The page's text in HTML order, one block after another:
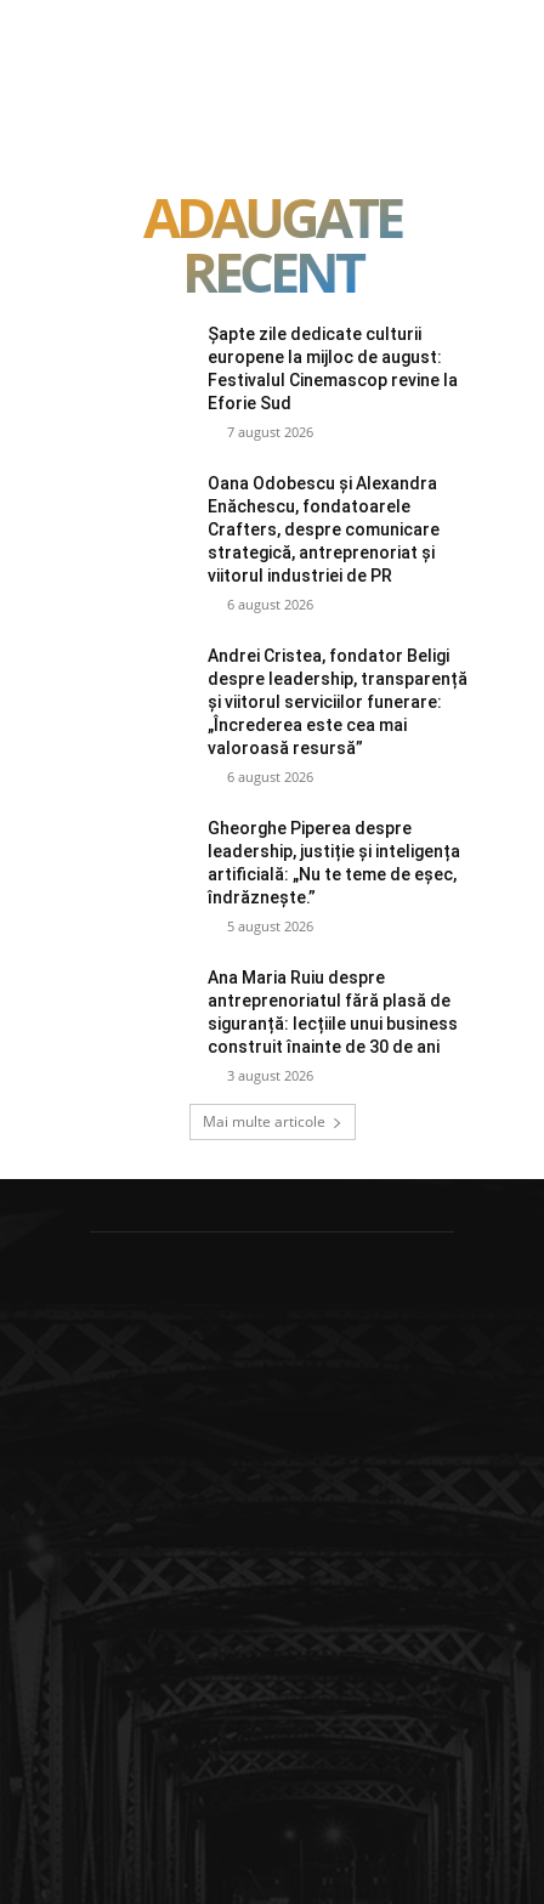
ADAUGATE
RECENT
Șapte zile dedicate culturii
europene la mijloc de august:
Festivalul Cinemascop revine la
Eforie Sud
7 august 2026
Oana Odobescu și Alexandra
Enăchescu, fondatoarele
Crafters, despre comunicare
strategică, antreprenoriat și
viitorul industriei de PR
6 august 2026
Andrei Cristea, fondator Beligi
despre leadership, transparență
și viitorul serviciilor funerare:
„Încrederea este cea mai
valoroasă resursă”
6 august 2026
Gheorghe Piperea despre
leadership, justiție și inteligența
artificială: „Nu te teme de eșec,
îndrăznește.”
5 august 2026
Ana Maria Ruiu despre
antreprenoriatul fără plasă de
siguranță: lecțiile unui business
construit înainte de 30 de ani
3 august 2026
Mai multe articole